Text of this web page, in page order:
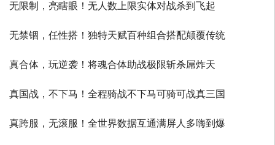
无限制，亮瞎眼！无人数上限实体对战杀到飞起
无禁锢，任性搭！独特天赋百种组合搭配颠覆传统
真合体，玩逆袭！将魂合体助战极限斩杀屌炸天
真国战，不下马！全程骑战不下马可骑可战真三国
真跨服，无滚服！全世界数据互通满屏人多嗨到爆